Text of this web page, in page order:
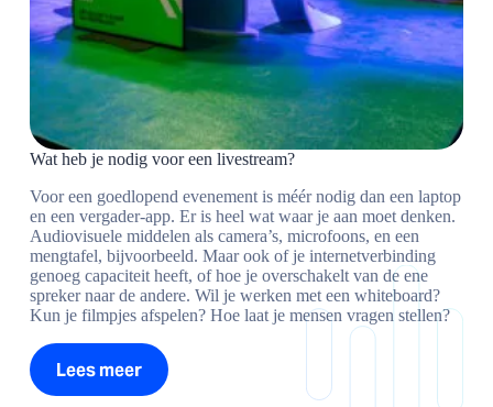
Wat heb je nodig voor een livestream?
Voor een goedlopend evenement is méér nodig dan een laptop
en een vergader-app. Er is heel wat waar je aan moet denken.
Audiovisuele middelen als camera’s, microfoons, en een
mengtafel, bijvoorbeeld. Maar ook of je internetverbinding
genoeg capaciteit heeft, of hoe je overschakelt van de ene
spreker naar de andere. Wil je werken met een whiteboard?
Kun je filmpjes afspelen? Hoe laat je mensen vragen stellen?
Lees meer